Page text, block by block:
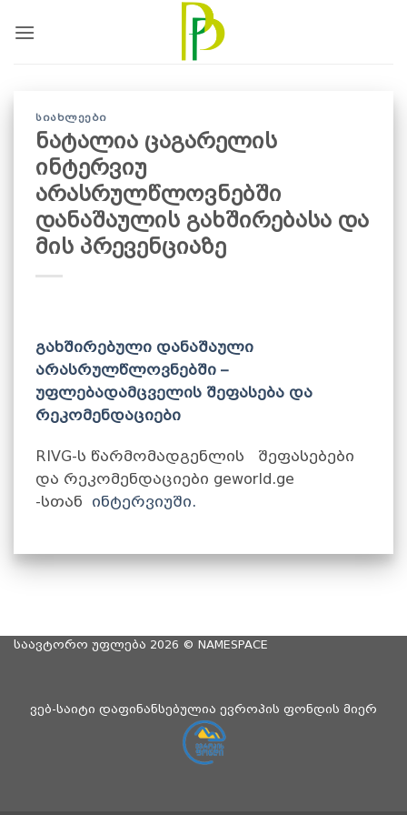
ᲡᲘᲐᲮᲚᲔᲔᲑᲘ
ნატალია ცაგარელის
ინტერვიუ
არასრულწლოვნებში
დანაშაულის გახშირებასა და
მის პრევენციაზე
გახშირებული დანაშაული
არასრულწლოვნებში –
უფლებადამცველის შეფასება და
რეკომენდაციები
RIVG-ს წარმომადგენლის შეფასებები
და რეკომენდაციები geworld.ge
-სთან ინტერვიუში.
საავტორო უფლება 2026 © NAMESPACE
ვებ-საიტი დაფინანსებულია ევროპის ფონდის მიერ